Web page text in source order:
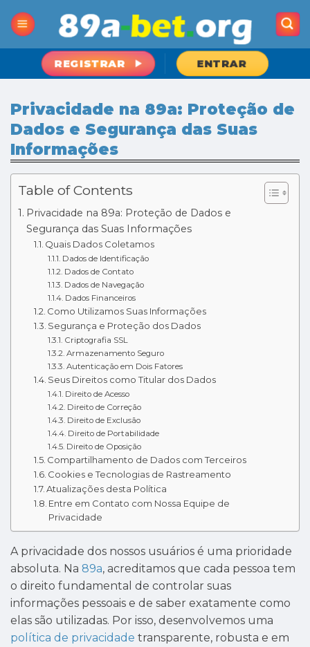
Skip
to
REGISTRAR ENTRAR
Privacidade na 89a: Proteção de
Dados e Segurança das Suas
Informações
Table of Contents
Privacidade na 89a: Proteção de Dados e
Segurança das Suas Informações
Quais Dados Coletamos
Dados de Identificação
Dados de Contato
Dados de Navegação
Dados Financeiros
Como Utilizamos Suas Informações
Segurança e Proteção dos Dados
Criptografia SSL
Armazenamento Seguro
Autenticação em Dois Fatores
Seus Direitos como Titular dos Dados
Direito de Acesso
Direito de Correção
Direito de Exclusão
Direito de Portabilidade
Direito de Oposição
Compartilhamento de Dados com Terceiros
Cookies e Tecnologias de Rastreamento
Atualizações desta Política
Entre em Contato com Nossa Equipe de
Privacidade
A privacidade dos nossos usuários é uma prioridade
absoluta. Na 89a, acreditamos que cada pessoa tem
o direito fundamental de controlar suas
informações pessoais e de saber exatamente como
elas são utilizadas. Por isso, desenvolvemos uma
política de privacidade transparente, robusta e em